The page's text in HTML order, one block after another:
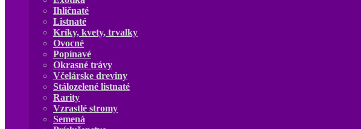
Ihličnaté
Listnaté
Kríky, kvety, trvalky
Ovocné
Popínavé
Okrasné trávy
Včelárske dreviny
Stálozelené listnaté
Rarity
Vzrastlé stromy
Semená